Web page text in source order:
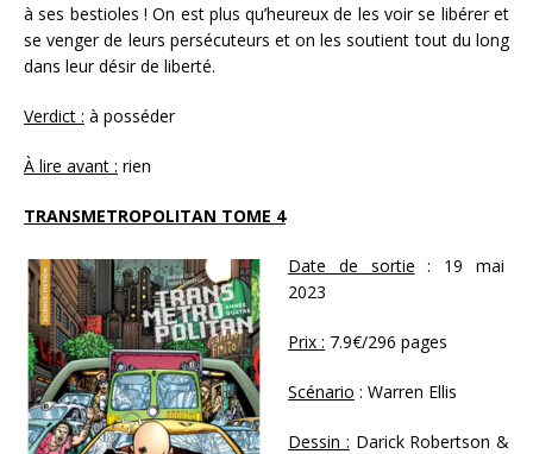
à ses bestioles ! On est plus qu’heureux de les voir se libérer et
se venger de leurs persécuteurs et on les soutient tout du long
dans leur désir de liberté.
Verdict : à posséder
À lire avant : rien
TRANSMETROPOLITAN TOME 4
Date de sortie : 19 mai
2023
Prix : 7.9€/296 pages
Scénario : Warren Ellis
Dessin : Darick Robertson &